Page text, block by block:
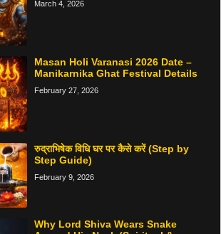
March 4, 2026
Masan Holi Varanasi 2026 Date –
Manikarnika Ghat Festival Details
February 27, 2026
रुद्राभिषेक विधि घर पर कैसे करें (Step by
Step Guide)
February 9, 2026
Why Lord Shiva Wears Snake